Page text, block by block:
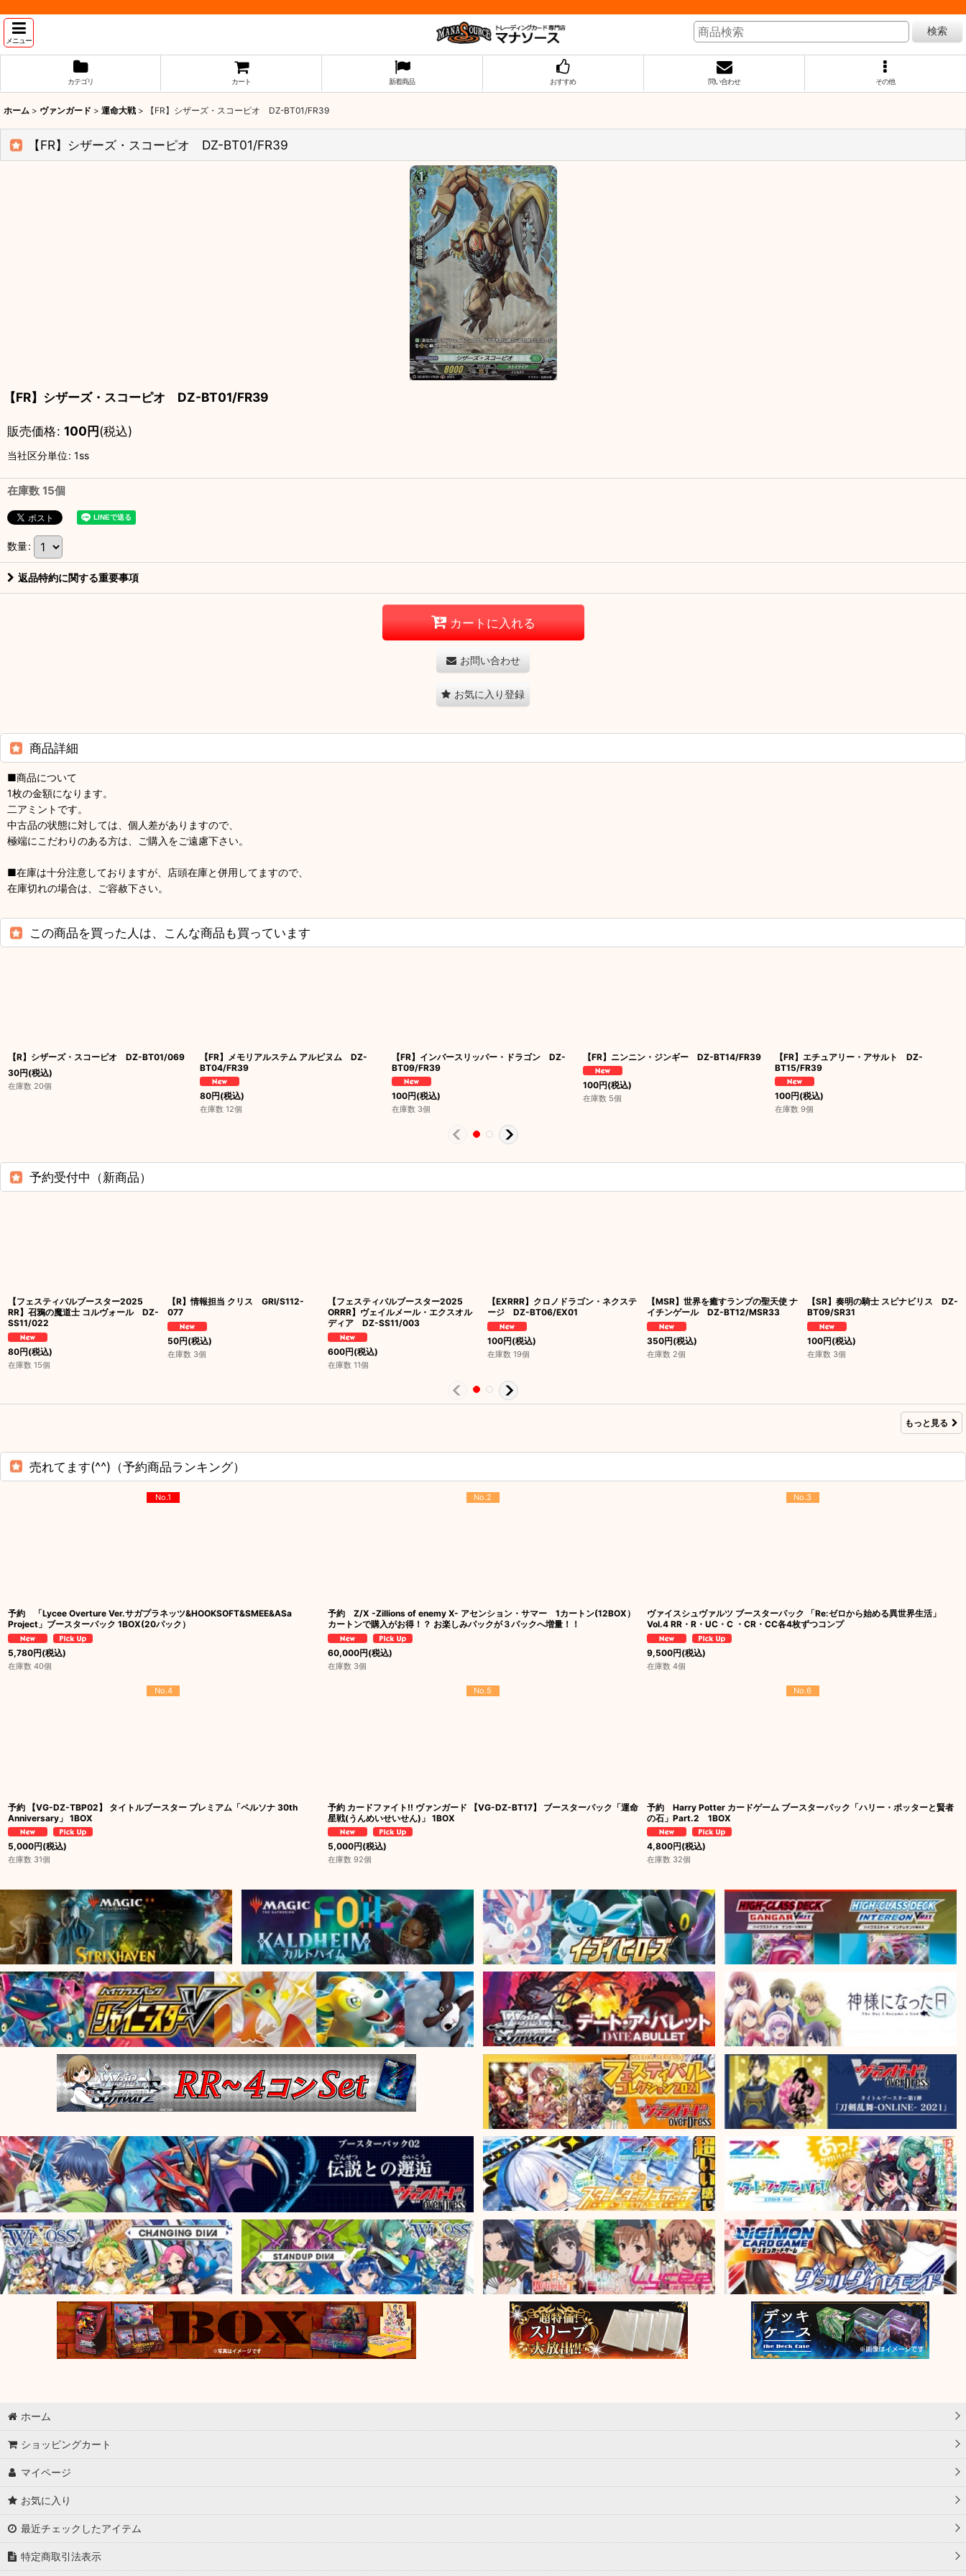
メニュー
検索
カテゴリ カート 新着商品 おすすめ 問い合わせ その他
ホーム > ヴァンガード > 運命大戦 > 【FR】シザーズ・スコーピオ DZ-BT01/FR39
【FR】シザーズ・スコーピオ DZ-BT01/FR39
【FR】シザーズ・スコーピオ DZ-BT01/FR39
販売価格: 100円(税込)
当社区分単位: 1ss
在庫数 15個
数量:
返品特約に関する重要事項
カートに入れる
お問い合わせ
お気に入り登録
商品詳細
■商品について
1枚の金額になります。
二アミントです。
中古品の状態に対しては、個人差がありますので、
極端にこだわりのある方は、ご購入をご遠慮下さい。
■在庫は十分注意しておりますが、店頭在庫と併用してますので、
在庫切れの場合は、ご容赦下さい。
この商品を買った人は、こんな商品も買っています
【R】シザーズ・スコーピオ DZ-BT01/069
30円(税込)
在庫数 20個
【FR】メモリアルステム アルピヌム DZ-
BT04/FR39
80円(税込)
在庫数 12個
【FR】インバースリッパー・ドラゴン DZ-
BT09/FR39
100円(税込)
在庫数 3個
【FR】ニンニン・ジンギー DZ-BT14/FR39
100円(税込)
在庫数 5個
【FR】エチュアリー・アサルト DZ-
BT15/FR39
100円(税込)
在庫数 9個
予約受付中（新商品）
【フェスティバルブースター2025
RR】召鴉の魔道士 コルヴォール DZ-
SS11/022
80円(税込)
在庫数 15個
【R】情報担当 クリス GRI/S112-
077
50円(税込)
在庫数 3個
【フェスティバルブースター2025
ORRR】ヴェイルメール・エクスオル
ディア DZ-SS11/003
600円(税込)
在庫数 11個
【EXRRR】クロノドラゴン・ネクステ
ージ DZ-BT06/EX01
100円(税込)
在庫数 19個
【MSR】世界を癒すランプの聖天使 ナ
イチンゲール DZ-BT12/MSR33
350円(税込)
在庫数 2個
【SR】奏明の騎士 スピナビリス DZ-
BT09/SR31
100円(税込)
在庫数 3個
もっと見る
売れてます(^^)（予約商品ランキング）
No.1
予約 「Lycee Overture Ver.サガプラネッツ&HOOKSOFT&SMEE&ASa
Project」ブースターパック 1BOX(20パック）
5,780円(税込)
在庫数 40個
No.2
予約 Z/X -Zillions of enemy X- アセンション・サマー 1カートン(12BOX）
カートンで購入がお得！？ お楽しみパックが３パックへ増量！！
60,000円(税込)
在庫数 3個
No.3
ヴァイスシュヴァルツ ブースターパック 「Re:ゼロから始める異世界生活」
Vol.4 RR・R・UC・C ・CR・CC各4枚ずつコンプ
9,500円(税込)
在庫数 4個
No.4
予約 【VG-DZ-TBP02】 タイトルブースター プレミアム「ペルソナ 30th
Anniversary」 1BOX
5,000円(税込)
在庫数 31個
No.5
予約 カードファイト!! ヴァンガード 【VG-DZ-BT17】 ブースターパック「運命
星戦(うんめいせいせん)」 1BOX
5,000円(税込)
在庫数 92個
No.6
予約 Harry Potter カードゲーム ブースターパック「ハリー・ポッターと賢者
の石」Part.2 1BOX
4,800円(税込)
在庫数 32個
ホーム
ショッピングカート
マイページ
お気に入り
最近チェックしたアイテム
特定商取引法表示